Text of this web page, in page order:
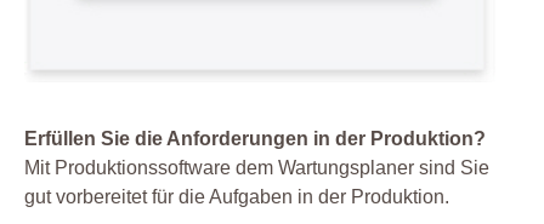
Erfüllen Sie die Anforderungen in der Produktion?
Mit Produktionssoftware dem Wartungsplaner sind Sie
gut vorbereitet für die Aufgaben in der Produktion.